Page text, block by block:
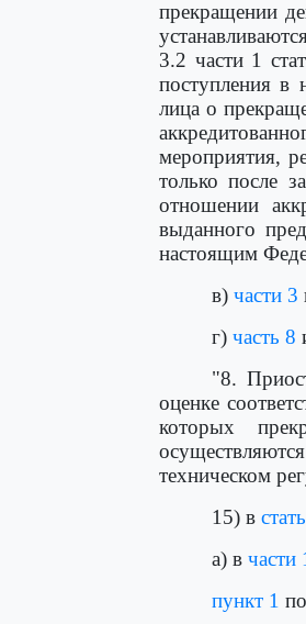
прекращении
3.2 части 1
поступления в
лица о
мероприятия,
только после
отношении
выданного
настоящим
в) части 3
г) часть 8
"8.
оценке
которых
техническом
15) в
а) в части
пункт 1